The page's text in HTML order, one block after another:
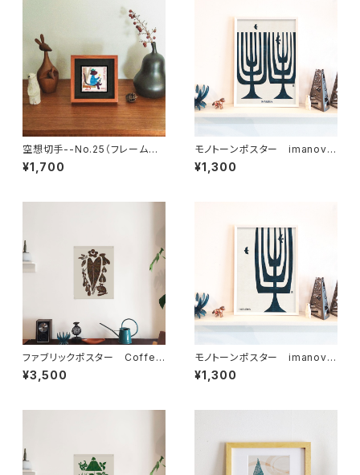
空想切手--No.25（フレーム付、
切手風プチアート）
¥1,700
モノトーンポスター imanova
Tree 3
¥1,300
ファブリックポスター Coffee
Journey ” Indonesia ”
¥3,500
モノトーンポスター imanova
Tree 1
¥1,300